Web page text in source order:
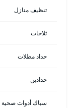
تنظيف منازل
ثلاجات
حداد مظلات
حدادين
سباك أدوات صحية